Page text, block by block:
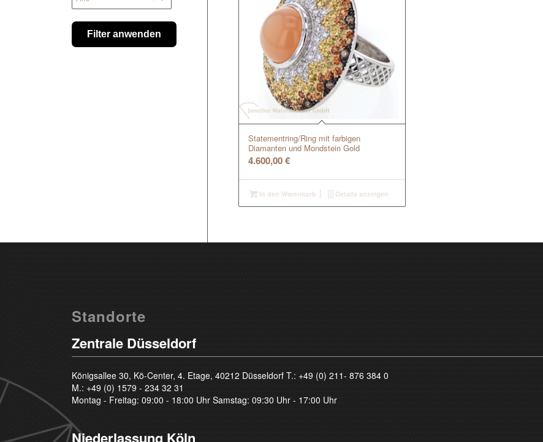
Statementring/Ring mit farbigen
Diamanten und Mondstein Gold
4.600,00€
In den Warenkorb Details anzeigen
Filter anwenden
Standorte
Zentrale Düsseldorf
Königsallee 30, Kö-Center, 4. Etage, 40212 Düsseldorf T.: +49 (0) 211- 876 384 0
M.: +49 (0) 1579 - 234 32 31
Montag - Freitag: 09:00 - 18:00 Uhr Samstag: 09:30 Uhr - 17:00 Uhr
Niederlassung Köln